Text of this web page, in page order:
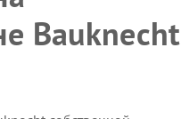
Bauknecht